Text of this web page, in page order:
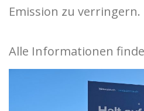
Emission zu verringern.
Alle Informationen